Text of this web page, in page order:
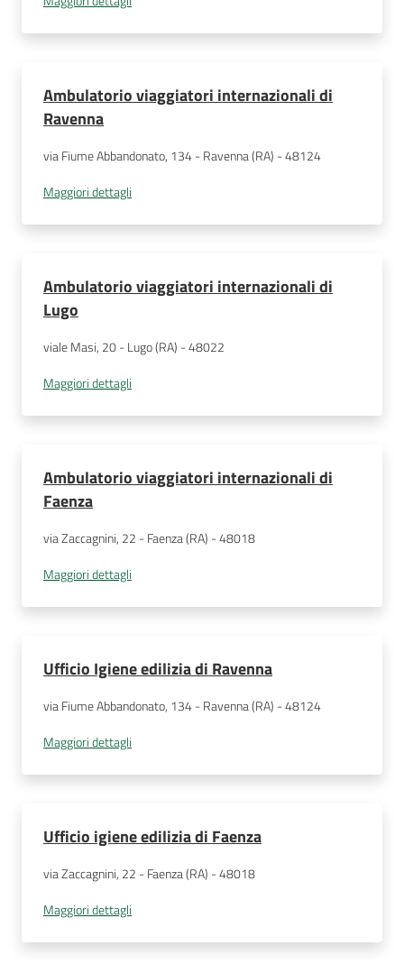
Ambulatorio viaggiatori internazionali di
Ravenna
via Fiume Abbandonato, 134 - Ravenna (RA) - 48124
Maggiori dettagli
Ambulatorio viaggiatori internazionali di
Lugo
viale Masi, 20 - Lugo (RA) - 48022
Maggiori dettagli
Ambulatorio viaggiatori internazionali di
Faenza
via Zaccagnini, 22 - Faenza (RA) - 48018
Maggiori dettagli
Ufficio Igiene edilizia di Ravenna
via Fiume Abbandonato, 134 - Ravenna (RA) - 48124
Maggiori dettagli
Ufficio igiene edilizia di Faenza
via Zaccagnini, 22 - Faenza (RA) - 48018
Maggiori dettagli